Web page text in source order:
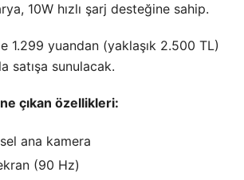
10W hızlı şarj desteğine sahip.
1.299 yuandan (yaklaşık 2.500 TL)
satışa sunulacak.
çıkan özellikleri:
ana kamera
(90 Hz)